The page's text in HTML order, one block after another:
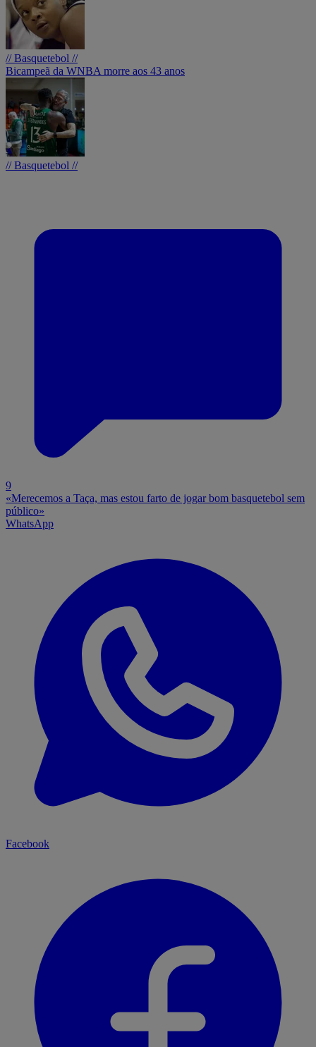
// Basquetebol //
Bicampeã da WNBA morre aos 43 anos
// Basquetebol //
9
«Merecemos a Taça, mas estou farto de jogar bom basquetebol sem
público»
WhatsApp
Facebook